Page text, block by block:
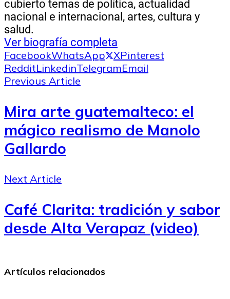
cubierto temas de política, actualidad
nacional e internacional, artes, cultura y
salud.
Ver biografía completa
FacebookWhatsApp XPinterest
RedditLinkedinTelegramEmail
Previous Article
Mira arte guatemalteco: el
mágico realismo de Manolo
Gallardo
Next Article
Café Clarita: tradición y sabor
desde Alta Verapaz (video)
Artículos relacionados